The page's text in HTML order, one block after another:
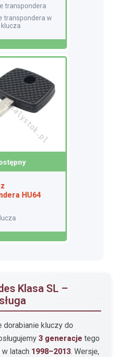
transpondera
HU64
Klasa SL –
dorabianie kluczy do
3 generacje tego
latach 1998–2013. Wersje,